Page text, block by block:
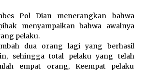
Penanganan Kebakaran Gedung
Dinas Teknis Masuk Tahap Akhir,
Tak Ada Korban Jiwa
8 Agustus 2026
Pol Dian menerangkan bahwa
menyampaikan bahwa awalnya
pelaku.
dua orang lagi yang berhasil
sehingga total pelaku yang telah
empat orang, Keempat pelaku